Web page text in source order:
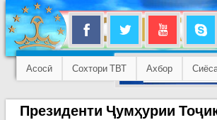
Асосӣ Сохтори ТВТ Ахбор
Президенти Ҷумҳурии